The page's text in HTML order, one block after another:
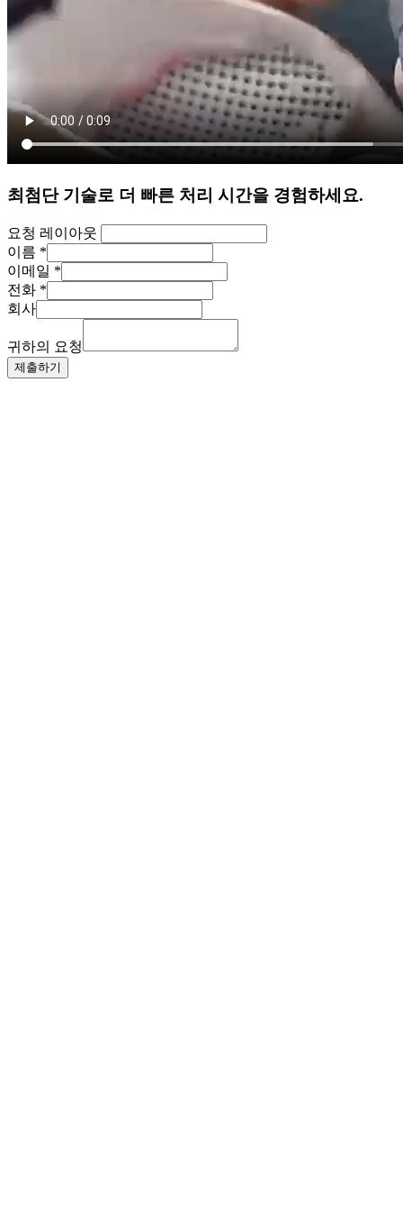
최첨단 기술로 더 빠른 처리 시간을 경험하세요.
요청 레이아웃
이름 *
이메일 *
전화 *
회사
귀하의 요청
제출하기